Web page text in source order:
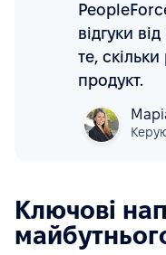
відгуки
те,
продукт.
Ключові